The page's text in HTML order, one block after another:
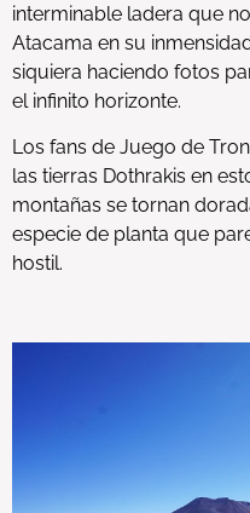
interminable ladera que
Atacama en su
siquiera haciendo fotos
el infinito horizonte.
Los fans de Juego de
las tierras Dothrakis en
montañas se tornan
especie de planta que
hostil.